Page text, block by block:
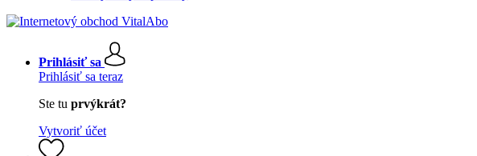
Prihlásiť sa
Prihlásiť sa teraz
Ste tu prvýkrát?
Vytvoriť účet